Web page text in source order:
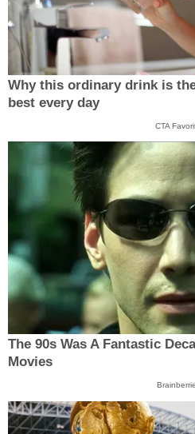
Why this ordinary drink is
best every day
CTA
The 90s Was A Fantastic
Movies